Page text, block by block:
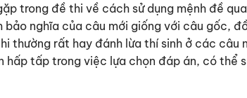
trong đề thi về cách sử dụng mệnh đề
nghĩa của câu mới giống với câu gốc,
thường rất hay đánh lừa thí sinh ở các câu
tấp trong việc lựa chọn đáp án, có thể